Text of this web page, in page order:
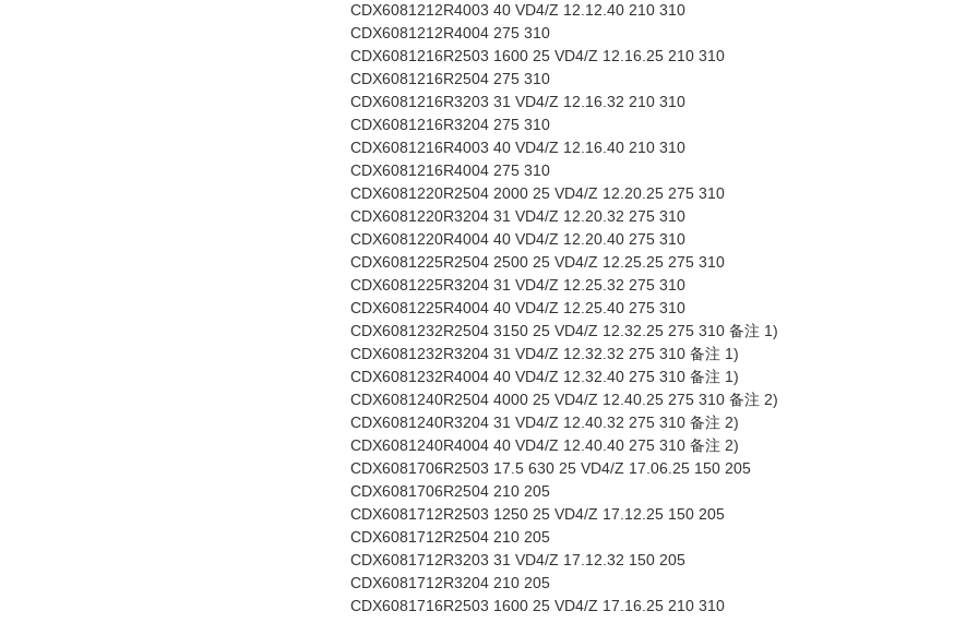
CDX6081212R4003 40 VD4/Z 12.12.40 210 310
CDX6081212R4004 275 310
CDX6081216R2503 1600 25 VD4/Z 12.16.25 210 310
CDX6081216R2504 275 310
CDX6081216R3203 31 VD4/Z 12.16.32 210 310
CDX6081216R3204 275 310
CDX6081216R4003 40 VD4/Z 12.16.40 210 310
CDX6081216R4004 275 310
CDX6081220R2504 2000 25 VD4/Z 12.20.25 275 310
CDX6081220R3204 31 VD4/Z 12.20.32 275 310
CDX6081220R4004 40 VD4/Z 12.20.40 275 310
CDX6081225R2504 2500 25 VD4/Z 12.25.25 275 310
CDX6081225R3204 31 VD4/Z 12.25.32 275 310
CDX6081225R4004 40 VD4/Z 12.25.40 275 310
CDX6081232R2504 3150 25 VD4/Z 12.32.25 275 310 备注 1)
CDX6081232R3204 31 VD4/Z 12.32.32 275 310 备注 1)
CDX6081232R4004 40 VD4/Z 12.32.40 275 310 备注 1)
CDX6081240R2504 4000 25 VD4/Z 12.40.25 275 310 备注 2)
CDX6081240R3204 31 VD4/Z 12.40.32 275 310 备注 2)
CDX6081240R4004 40 VD4/Z 12.40.40 275 310 备注 2)
CDX6081706R2503 17.5 630 25 VD4/Z 17.06.25 150 205
CDX6081706R2504 210 205
CDX6081712R2503 1250 25 VD4/Z 17.12.25 150 205
CDX6081712R2504 210 205
CDX6081712R3203 31 VD4/Z 17.12.32 150 205
CDX6081712R3204 210 205
CDX6081716R2503 1600 25 VD4/Z 17.16.25 210 310